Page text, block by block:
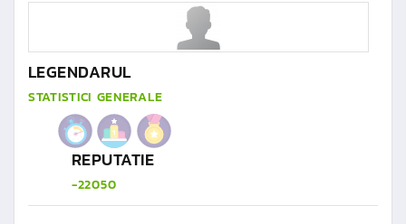
LEGENDARUL
STATISTICI GENERALE
REPUTATIE
-22050